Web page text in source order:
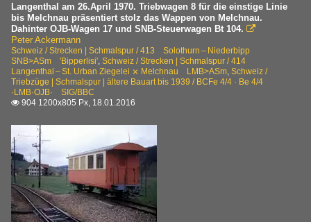
Langenthal am 26.April 1970. Triebwagen 8 für die einstige Linie
bis Melchnau präsentiert stolz das Wappen von Melchnau.
Dahinter OJB-Wagen 17 und SNB-Steuerwagen Bt 104. 
Peter Ackermann
Schweiz / Strecken | Schmalspur / 413 Solothurn – Niederbipp
SNB>ASm 'Bipperlisi' Schweiz / Strecken | Schmalspur / 414
Langenthal – St. Urban Ziegelei ⨯ Melchnau LMB>ASm Schweiz /
Triebzüge | Schmalspur | ältere Bauart bis 1939 / BCFe 4/4 · Be 4/4
·LMB·OJB· SIG/BBC
 904 1200x805 Px, 18.01.2016